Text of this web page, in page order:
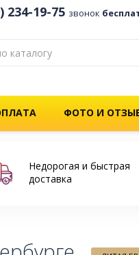
234-19-75 звонок
ФОТО И
Недорогая и быстрая
доставка